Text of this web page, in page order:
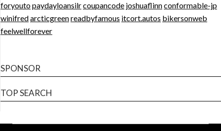
foryoutopaydayloansilrcoupancode joshuaflinnconformable-jp
winifredarcticgreenreadbyfamous itcort.autos bikersonweb
feelwellforever
SPONSOR
TOP SEARCH